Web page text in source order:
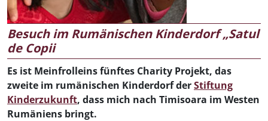
Besuch im Rumänischen Kinderdorf „Satul
de Copii
Es ist Meinfrolleins fünftes Charity Projekt, das
zweite im rumänischen Kinderdorf derStiftung
Kinderzukunft, dass mich nach Timisoara im Westen
Rumäniens bringt.